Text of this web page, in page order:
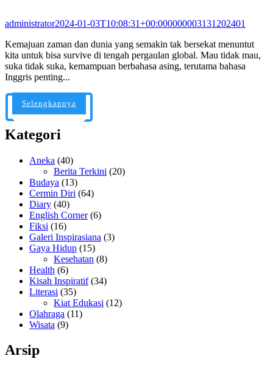
administrator2024-01-03T10:08:31+00:000000003131202401
Kemajuan zaman dan dunia yang semakin tak bersekat menuntut
kita untuk bisa survive di tengah pergaulan global. Mau tidak mau,
suka tidak suka, kemampuan berbahasa asing, terutama bahasa
Inggris penting...
Selengkapnya
Kategori
Aneka (40)
Berita Terkini (20)
Budaya (13)
Cermin Diri (64)
Diary (40)
English Corner(6)
Fiksi (16)
Galeri Inspirasiana (3)
Gaya Hidup (15)
Kesehatan (8)
Health (6)
Kisah Inspiratif(34)
Literasi (35)
Kiat Edukasi (12)
Olahraga (11)
Wisata (9)
Arsip